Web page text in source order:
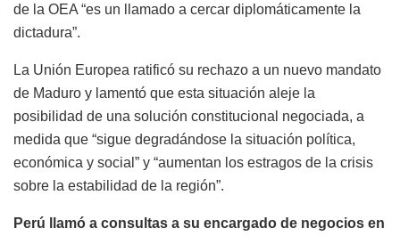
de la OEA “es un llamado a cercar diplomáticamente la
dictadura”.
La Unión Europea ratificó su rechazo a un nuevo mandato
de Maduro y lamentó que esta situación aleje la
posibilidad de una solución constitucional negociada, a
medida que “sigue degradándose la situación política,
económica y social” y “aumentan los estragos de la crisis
sobre la estabilidad de la región”.
Perú llamó a consultas a su encargado de negocios en